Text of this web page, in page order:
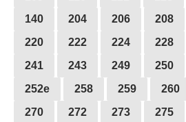
140
204 206 208
220
222 224 228
241
243 249 250
252е
258 259 260
270
272 273 275